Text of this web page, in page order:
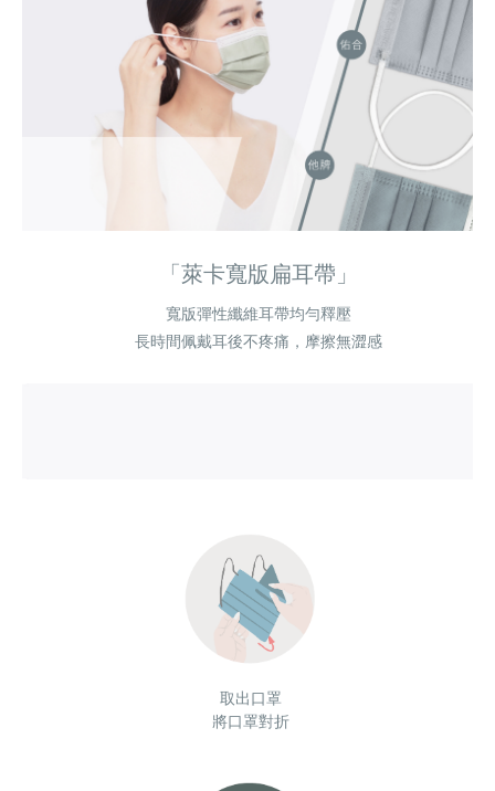
「萊卡寬版扁耳帶」
寬版彈性纖維耳帶均勻釋壓
長時間佩戴耳後不疼痛，摩擦無澀感
取出口罩
將口罩對折